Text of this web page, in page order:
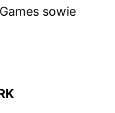
sowie